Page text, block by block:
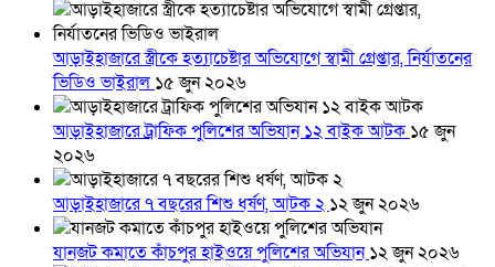
আড়াইহাজারে স্ত্রীকে হত্যাচেষ্টার অভিযোগে স্বামী গ্রেপ্তার, নির্যাতনের
ভিডিও ভাইরাল ১৫ জুন ২০২৬
আড়াইহাজারে ট্রাফিক পুলিশের অভিযান ১২ বাইক আটক ১৫ জুন
২০২৬
আড়াইহাজারে ৭ বছরের শিশু ধর্ষণ, আটক ২ ১২ জুন ২০২৬
যানজট কমাতে কাঁচপুর হাইওয়ে পুলিশের অভিযান১২ জুন ২০২৬